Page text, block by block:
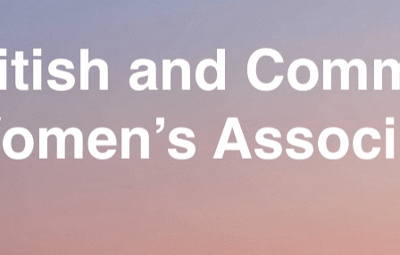
Exporter uniquement les colonnes affichées
Ajoutez un logo, un bouton, des réseaux sociaux